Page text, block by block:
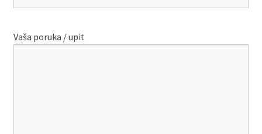
Vaša poruka / upit